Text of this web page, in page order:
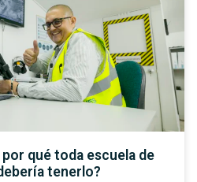
por qué toda escuela de
tenerlo?